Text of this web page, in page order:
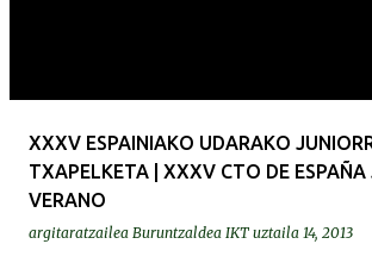
XXXV ESPAINIAKO UDARAKO
TXAPELKETA | XXXV CTO DE ESPAÑA
VERANO
argitaratzailea Buruntzaldea IKT uztaila 14, 2013